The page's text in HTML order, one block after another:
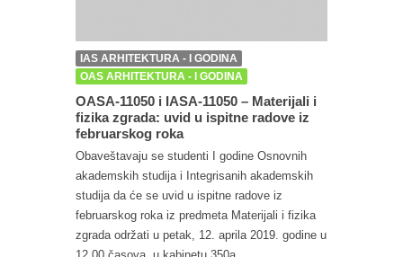
IAS ARHITEKTURA - I GODINA
OAS ARHITEKTURA - I GODINA
OASA-11050 i IASA-11050 – Materijali i
fizika zgrada: uvid u ispitne radove iz
februarskog roka
Obaveštavaju se studenti I godine Osnovnih
akademskih studija i Integrisanih akademskih
studija da će se uvid u ispitne radove iz
februarskog roka iz predmeta Materijali i fizika
zgrada održati u petak, 12. aprila 2019. godine u